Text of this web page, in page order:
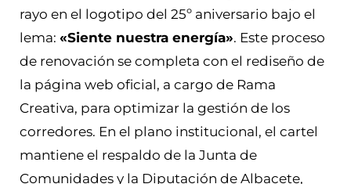
rayo en el logotipo del 25º aniversario bajo el
lema: «Siente nuestra energía». Este proceso
de renovación se completa con el rediseño de
la página web oficial, a cargo de Rama
Creativa, para optimizar la gestión de los
corredores. En el plano institucional, el cartel
mantiene el respaldo de la Junta de
Comunidades y la Diputación de Albacete,